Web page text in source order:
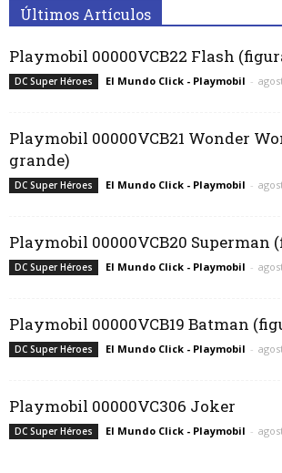
Últimos Artículos
Playmobil 00000VCB22 Flash
DC Super Héroes El Mundo Click - Playmobil -
Playmobil 00000VCB21 Wonder
grande)
DC Super Héroes El Mundo Click - Playmobil -
Playmobil 00000VCB20 Superman
DC Super Héroes El Mundo Click - Playmobil -
Playmobil 00000VCB19 Batman
DC Super Héroes El Mundo Click - Playmobil -
Playmobil 00000VC306 Joker
DC Super Héroes El Mundo Click - Playmobil -